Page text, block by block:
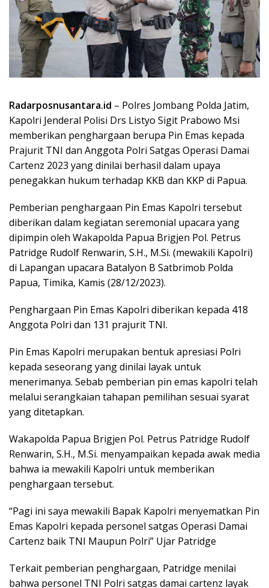
Radarposnusantara.id – Polres Jombang Polda Jatim,
Kapolri Jenderal Polisi Drs Listyo Sigit Prabowo Msi
memberikan penghargaan berupa Pin Emas kepada
Prajurit TNI dan Anggota Polri Satgas Operasi Damai
Cartenz 2023 yang dinilai berhasil dalam upaya
penegakkan hukum terhadap KKB dan KKP di Papua.
Pemberian penghargaan Pin Emas Kapolri tersebut
diberikan dalam kegiatan seremonial upacara yang
dipimpin oleh Wakapolda Papua Brigjen Pol. Petrus
Patridge Rudolf Renwarin, S.H., M.Si. (mewakili Kapolri)
di Lapangan upacara Batalyon B Satbrimob Polda
Papua, Timika, Kamis (28/12/2023).
Penghargaan Pin Emas Kapolri diberikan kepada 418
Anggota Polri dan 131 prajurit TNI.
Pin Emas Kapolri merupakan bentuk apresiasi Polri
kepada seseorang yang dinilai layak untuk
menerimanya. Sebab pemberian pin emas kapolri telah
melalui serangkaian tahapan pemilihan sesuai syarat
yang ditetapkan.
Wakapolda Papua Brigjen Pol. Petrus Patridge Rudolf
Renwarin, S.H., M.Si. menyampaikan kepada awak media
bahwa ia mewakili Kapolri untuk memberikan
penghargaan tersebut.
“Pagi ini saya mewakili Bapak Kapolri menyematkan Pin
Emas Kapolri kepada personel satgas Operasi Damai
Cartenz baik TNI Maupun Polri” Ujar Patridge
Terkait pemberian penghargaan, Patridge menilai
bahwa personel TNI Polri satgas damai cartenz layak